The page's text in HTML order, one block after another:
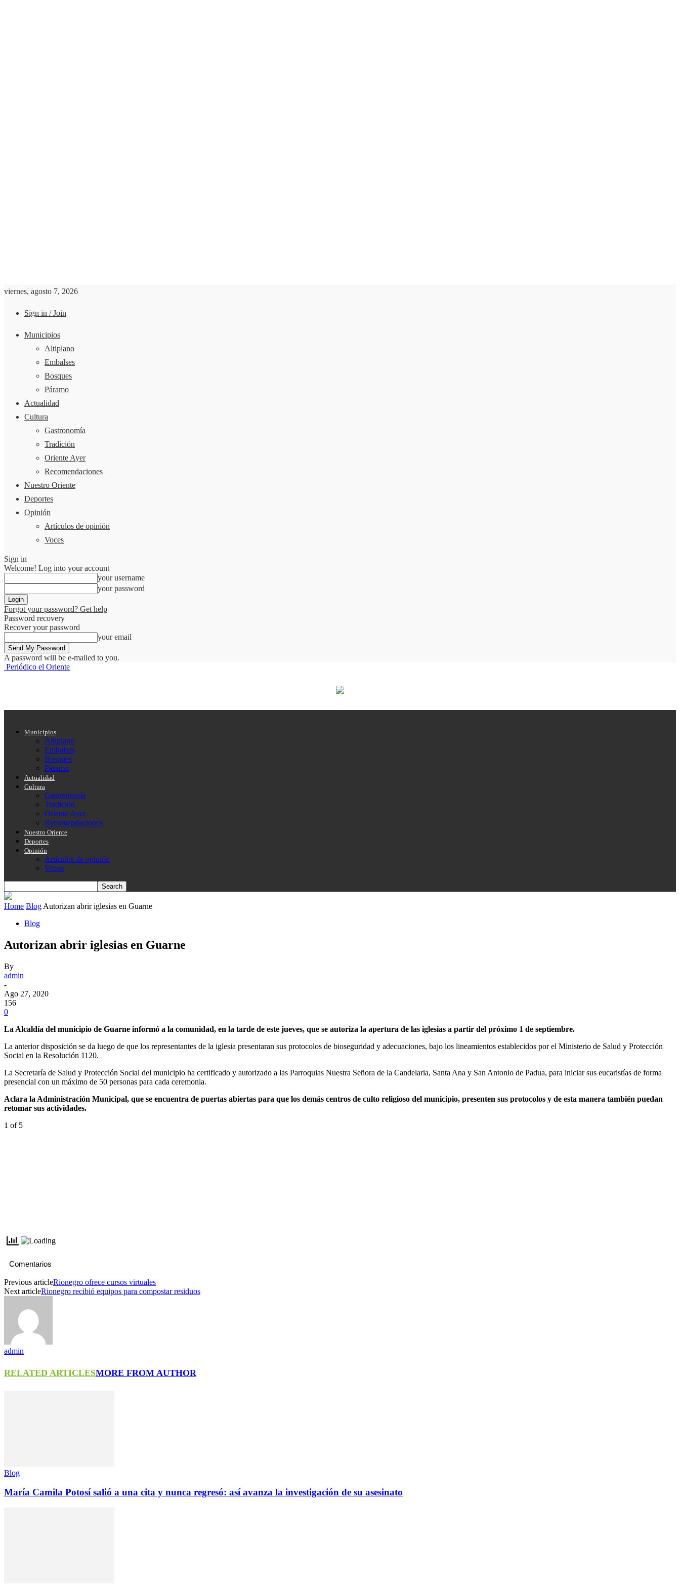
viernes, agosto 7, 2026
Sign in / Join
Municipios
Altiplano
Embalses
Bosques
Páramo
Actualidad
Cultura
Gastronomía
Tradición
Oriente Ayer
Recomendaciones
Nuestro Oriente
Deportes
Opinión
Artículos de opinión
Voces
Sign in
Welcome! Log into your account
your username
your password
Forgot your password? Get help
Password recovery
Recover your password
your email
A password will be e-mailed to you.
Periódico el Oriente
Municipios
Altiplano
Embalses
Bosques
Páramo
Actualidad
Cultura
Gastronomía
Tradición
Oriente Ayer
Recomendaciones
Nuestro Oriente
Deportes
Opinión
Artículos de opinión
Voces
Home Blog Autorizan abrir iglesias en Guarne
Blog
Autorizan abrir iglesias en Guarne
By
admin
-
Ago 27, 2020
156
0
La Alcaldía del municipio de Guarne informó a la comunidad, en la tarde de este jueves, que se autoriza la apertura de las iglesias a partir del próximo 1 de septiembre.
La anterior disposición se da luego de que los representantes de la iglesia presentaran sus protocolos de bioseguridad y adecuaciones, bajo los lineamientos establecidos por el Ministerio de Salud y Protección
Social en la Resolución 1120.
La Secretaría de Salud y Protección Social del municipio ha certificado y autorizado a las Parroquias Nuestra Señora de la Candelaria, Santa Ana y San Antonio de Padua, para iniciar sus eucaristías de forma
presencial con un máximo de 50 personas para cada ceremonia.
Aclara la Administración Municipal, que se encuentra de puertas abiertas para que los demás centros de culto religioso del municipio, presenten sus protocolos y de esta manera también puedan
retomar sus actividades.
1 of 5
Comentarios
Previous articleRionegro ofrece cursos virtuales
Next articleRionegro recibió equipos para compostar residuos
admin
RELATED ARTICLESMORE FROM AUTHOR
Blog
María Camila Potosí salió a una cita y nunca regresó: así avanza la investigación de su asesinato